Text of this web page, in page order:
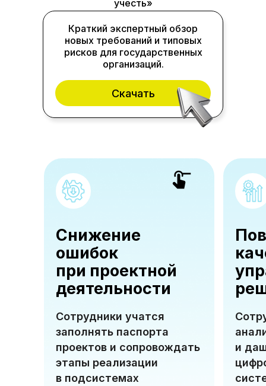
учесть»
Краткий экспертный обзор
новых требований и типовых
рисков для государственных
организаций.
Скачать
Сотрудники учатся
заполнять паспорта
проектов и сопровождать
этапы реализации
в подсистемах
Снижение
ошибок
при проектной
деятельности
и